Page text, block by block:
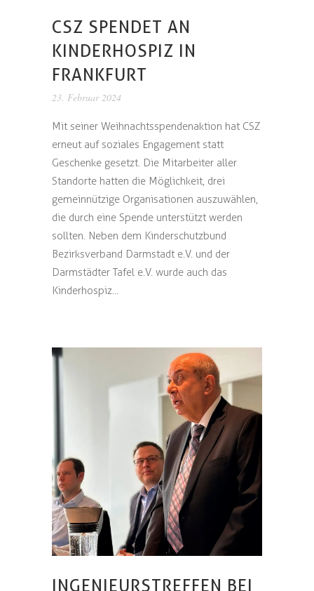
CSZ SPENDET AN
KINDERHOSPIZ IN
FRANKFURT
23. Februar 2024
Mit seiner Weihnachtsspendenaktion hat CSZ
erneut auf soziales Engagement statt
Geschenke gesetzt. Die Mitarbeiter aller
Standorte hatten die Möglichkeit, drei
gemeinnützige Organisationen auszuwählen,
die durch eine Spende unterstützt werden
sollten. Neben dem Kinderschutzbund
Bezirksverband Darmstadt e.V. und der
Darmstädter Tafel e.V. wurde auch das
Kinderhospiz...
INGENIEURSTREFFEN BEI